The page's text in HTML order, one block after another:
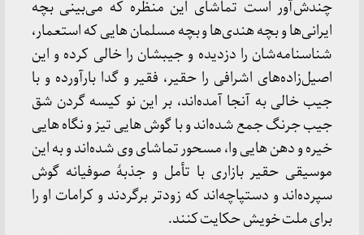
چندش‌آور است تماشای این منظره که می‌بینی بچه
ایرانی‌ها و بچه هندی‌ها و بچه مسلمان هایی که استعمار،
شناسنامه‌شان را دزدیده و جیبشان را خالی کرده و این
اصیل‌زاده‌های اشرافی را حقیر، فقیر و گدا بارآورده و با
جیب خالی به آنجا آمده‌اند، بر این نو کیسه گردن شق
جیب جرنگ جمع شده‌اند و با گوش هایی تیز و نگاه هایی
خیره و دهن هایی وا، مسحور تماشای وی شده‌اند و به این
موسیقی حقیر بازاری با تأمل و جذبۀ صوفیانه گوش
سپرده‌اند و دستپاچه‌اند که زودتر برگردند و کرامات او را
برای ملت خویش حکایت کنند.